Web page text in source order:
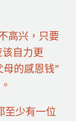
高兴，只要
自力更
的感恩钱”
至少有一位